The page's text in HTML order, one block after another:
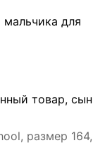
для
товар, сын
размер 164,